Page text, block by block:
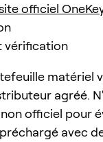
officiel
vérification
matériel
agréé.
officiel pour
avec